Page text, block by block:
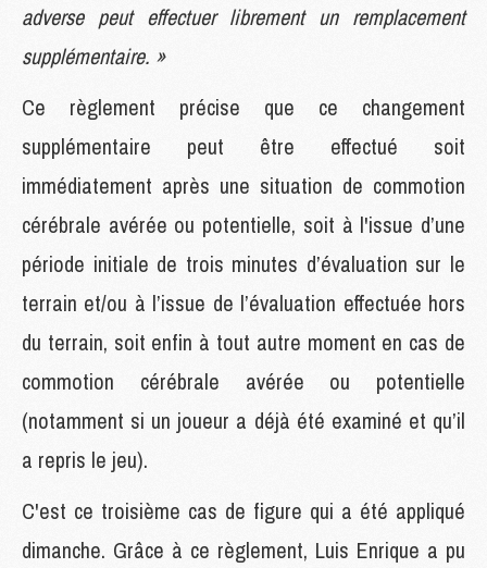
adverse peut effectuer librement un remplacement
supplémentaire. »
Ce règlement précise que ce changement
supplémentaire peut être effectué soit
immédiatement après une situation de commotion
cérébrale avérée ou potentielle, soit à l'issue d’une
période initiale de trois minutes d’évaluation sur le
terrain et/ou à l’issue de l’évaluation effectuée hors
du terrain, soit enfin à tout autre moment en cas de
commotion cérébrale avérée ou potentielle
(notamment si un joueur a déjà été examiné et qu’il
a repris le jeu).
C'est ce troisième cas de figure qui a été appliqué
dimanche. Grâce à ce règlement, Luis Enrique a pu